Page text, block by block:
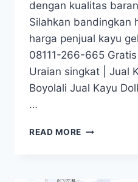
dengan kualitas
Silahkan bandingkan
harga penjual kayu
08111-266-665
Uraian singkat | Jual
Boyolali Jual Kayu
…
READ MORE JUAL